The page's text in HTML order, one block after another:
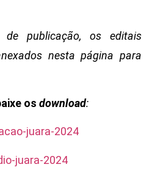
publicação, os editais
nesta página para
os download:
juara-2024
juara-2024